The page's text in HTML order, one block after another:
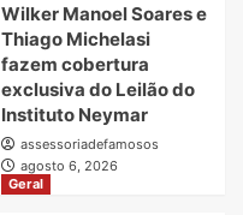
Wilker Manoel Soares e
Thiago Michelasi
fazem cobertura
exclusiva do Leilão do
Instituto Neymar
assessoriadefamosos
agosto 6, 2026
Geral